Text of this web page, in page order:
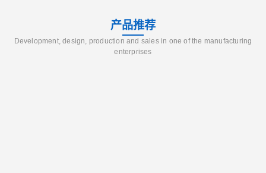
产品推荐
Development, design, production and sales in one of the manufacturing
enterprises